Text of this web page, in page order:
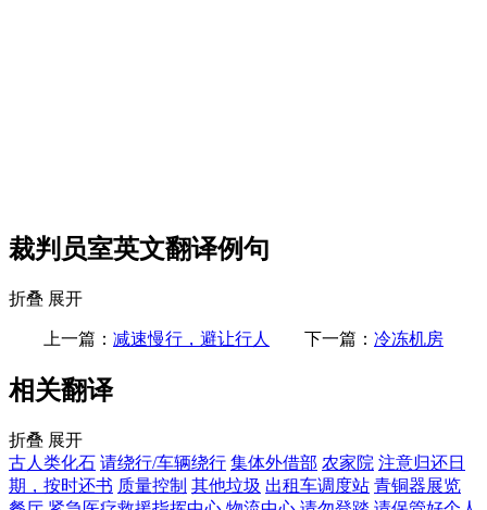
裁判员室英文翻译例句
折叠 展开
上一篇： 减速慢行，避让行人 下一篇： 冷冻机房
相关翻译
折叠 展开
古人类化石 请绕行/车辆绕行 集体外借部 农家院 注意归还日
期，按时还书 质量控制 其他垃圾 出租车调度站 青铜器展览